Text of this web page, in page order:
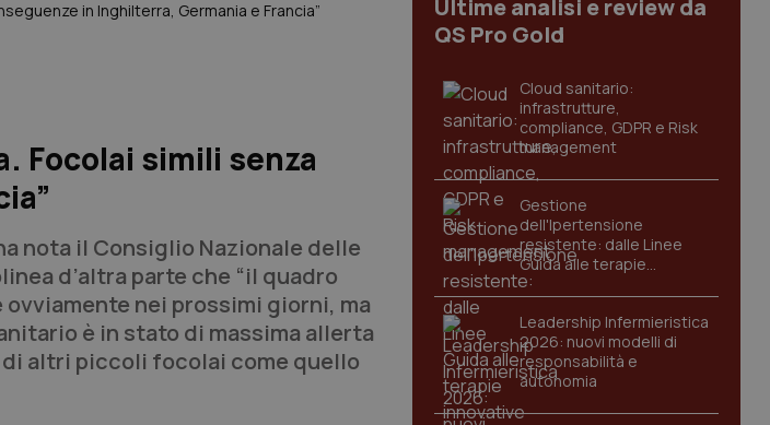
in Inghilterra, Germania e Francia”
Focolai simili senza
nota il Consiglio Nazionale delle
d’altra parte che “il quadro
nei prossimi giorni, ma
è in stato di massima allerta
altri piccoli focolai come quello
Ultime analisi e review da
QS Pro Gold
Cloud sanitario:
infrastrutture,
compliance, GDPR e Risk
management
Gestione
dell'Ipertensione
resistente: dalle Linee
Guida alle terapie
innovative
Leadership Infermieristica
2026: nuovi modelli di
responsabilità e
autonomia